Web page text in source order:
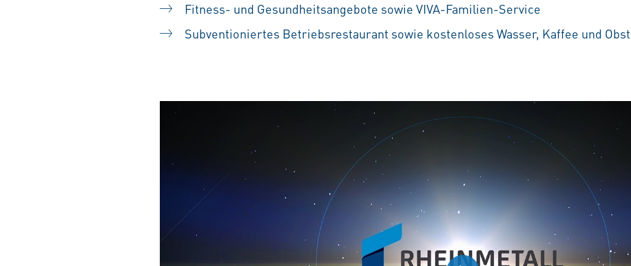
Fitness- und Gesundheitsangebote sowie VIVA-Familien-Service
Subventioniertes Betriebsrestaurant sowie kostenloses Wasser, Kaffee und Obst